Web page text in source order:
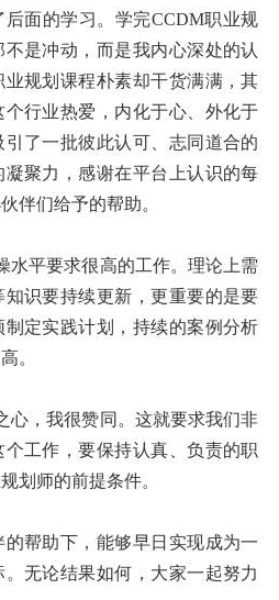
面的学习。学完CCDM职业规
是冲动，而是我内心深处的认
规划课程朴素却干货满满，其
行业热爱，内化于心、外化于
了一批彼此认可、志同道合的
聚力，感谢在平台上认识的每
伴们给予的帮助。
水平要求很高的工作。理论上需
识要持续更新，更重要的是要
定实践计划，持续的案例分析
。
心，我很赞同。这就要求我们非
工作，要保持认真、负责的职
划师的前提条件。
帮助下，能够早日实现成为一
无论结果如何，大家一起努力